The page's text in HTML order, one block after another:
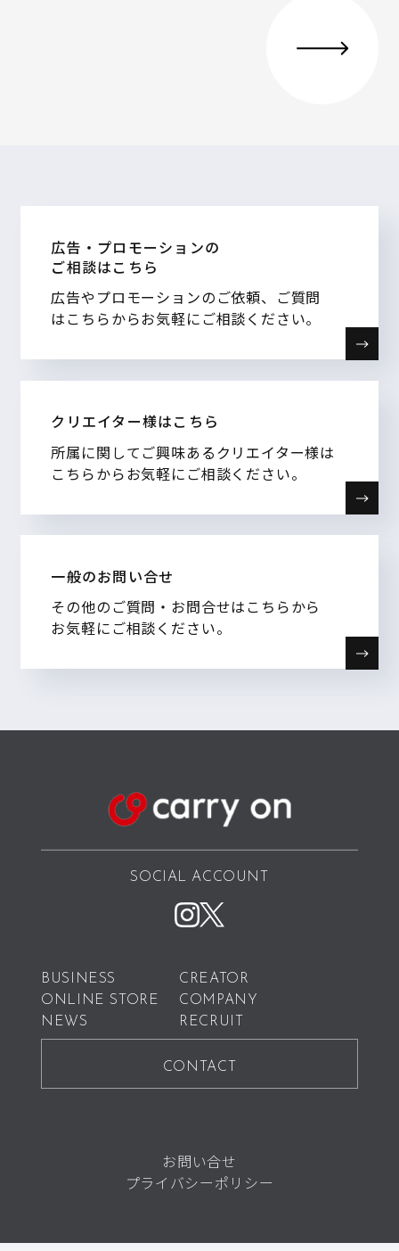
広告・プロモーションの
ご相談はこちら
広告やプロモーションのご依頼、ご質問
はこちらからお気軽にご相談ください。
クリエイター様はこちら
所属に関してご興味あるクリエイター様は
こちらからお気軽にご相談ください。
一般のお問い合せ
その他のご質問・お問合せはこちらから
お気軽にご相談ください。
SOCIAL ACCOUNT
BUSINESS
CREATOR
ONLINE STORE
COMPANY
NEWS
RECRUIT
CONTACT
お問い合せ
プライバシーポリシー